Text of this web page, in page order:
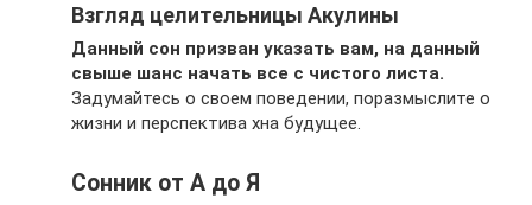
Взгляд целительницы Акулины
Данный сон призван указать вам, на данный
свыше шанс начать все с чистого листа.
Задумайтесь о своем поведении, поразмыслите о
жизни и перспектива хна будущее.
Сонник от А до Я